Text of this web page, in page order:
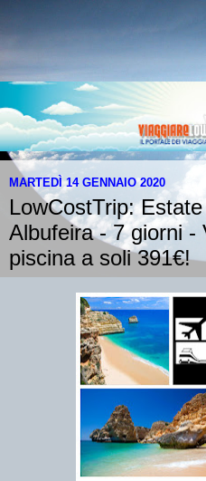
MARTEDÌ 14 GENNAIO 2020
LowCostTrip:
Albufeira - 7 giorni -
piscina a soli 391€!